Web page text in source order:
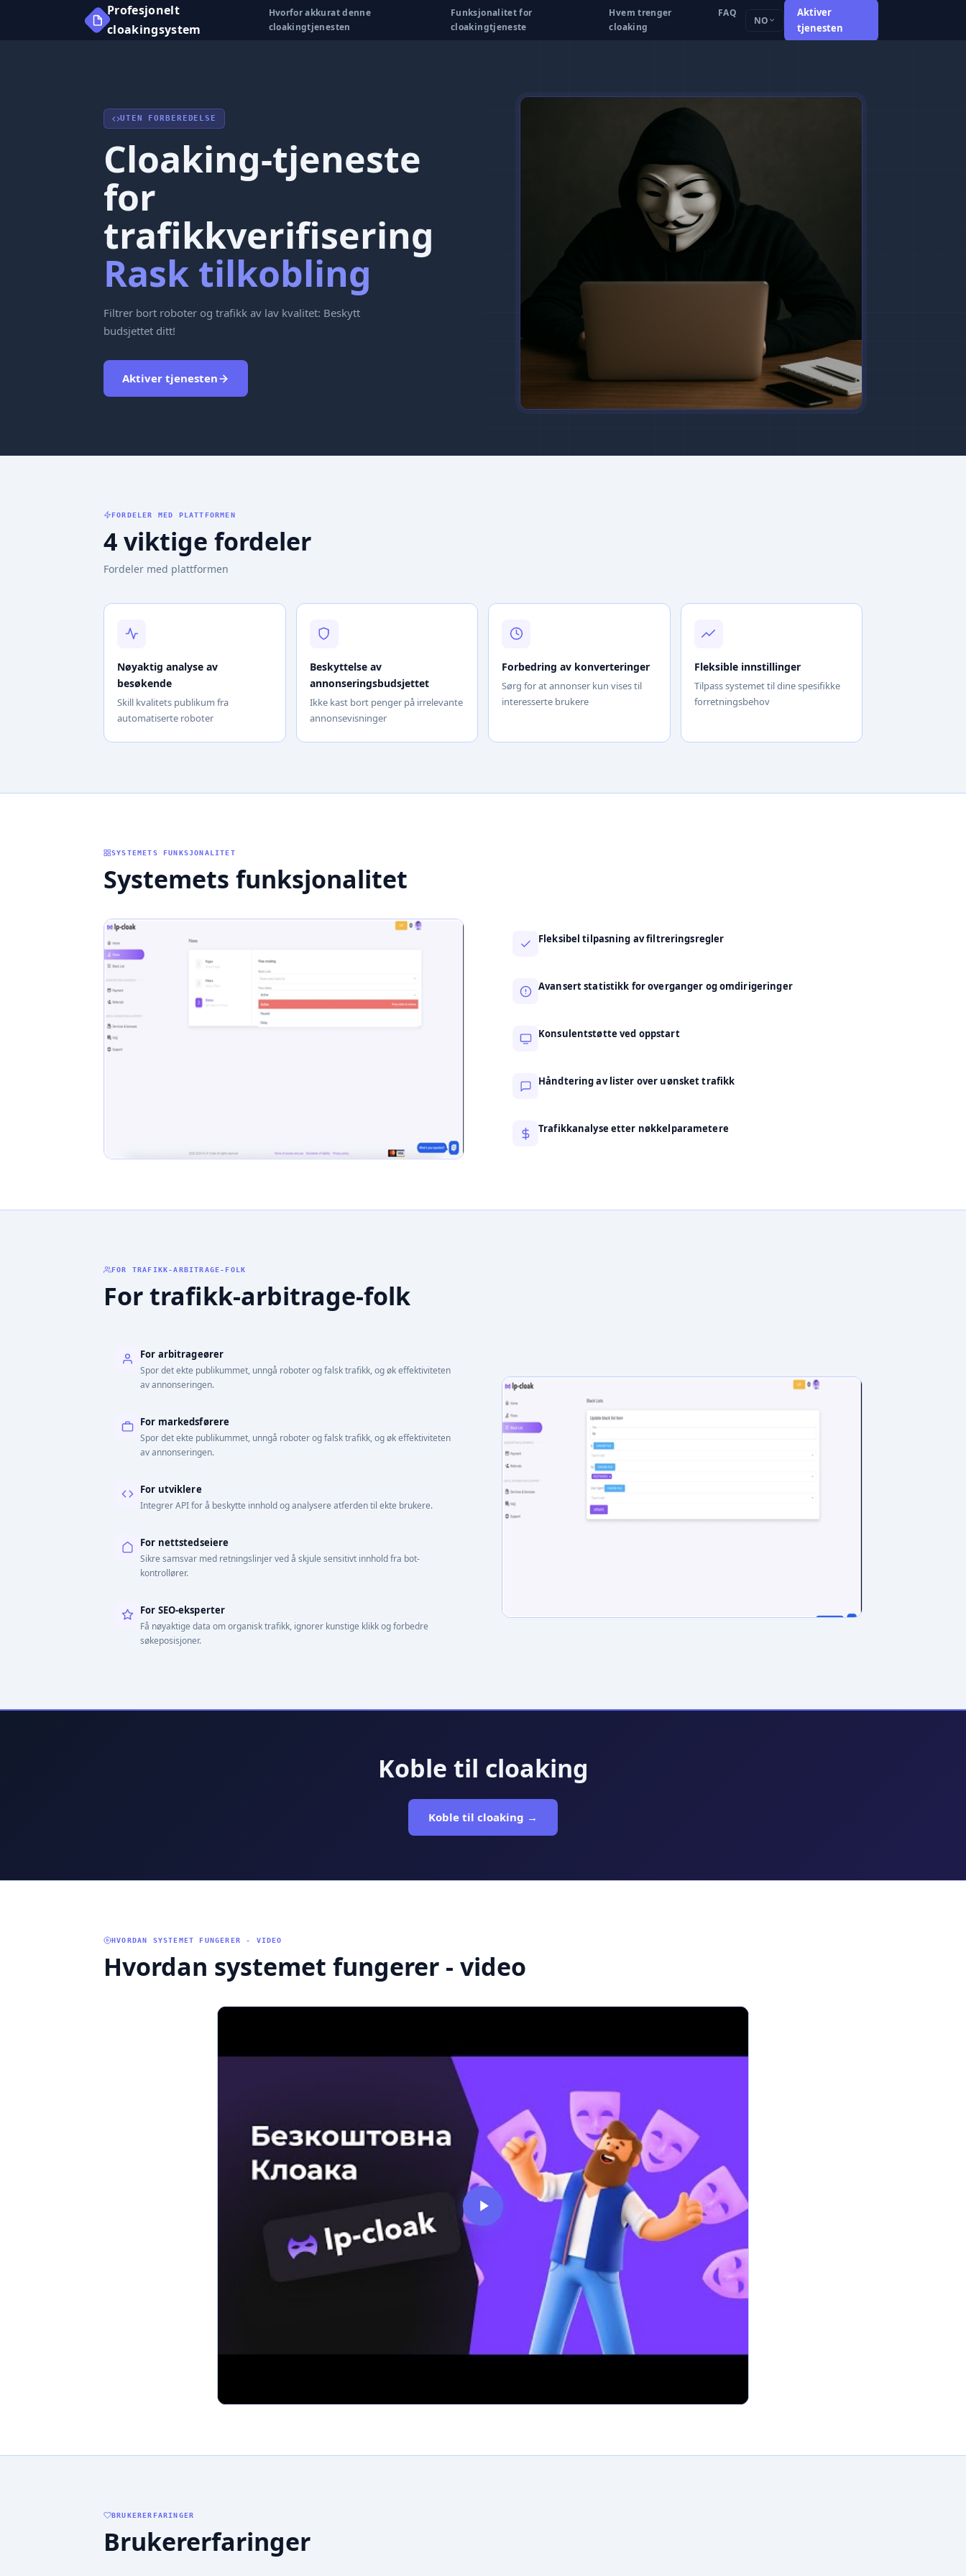
Profesjonelt
cloakingsystem
Hvorfor akkurat denne
cloakingtjenesten
Funksjonalitet for
cloakingtjeneste
Hvem trenger
cloaking
FAQ
NO
Aktiver
tjenesten
UTEN FORBEREDELSE
Cloaking-tjeneste
for
trafikkverifisering
Rask tilkobling
Filtrer bort roboter og trafikk av lav kvalitet: Beskytt
budsjettet ditt!
Aktiver tjenesten
FORDELER MED PLATTFORMEN
4 viktige fordeler
Fordeler med plattformen
Nøyaktig analyse av
besøkende
Skill kvalitets publikum fra
automatiserte roboter
Beskyttelse av
annonseringsbudsjettet
Ikke kast bort penger på irrelevante
annonsevisninger
Forbedring av konverteringer
Sørg for at annonser kun vises til
interesserte brukere
Fleksible innstillinger
Tilpass systemet til dine spesifikke
forretningsbehov
SYSTEMETS FUNKSJONALITET
Systemets funksjonalitet
Fleksibel tilpasning av filtreringsregler
Avansert statistikk for overganger og omdirigeringer
Konsulentstøtte ved oppstart
Håndtering av lister over uønsket trafikk
Trafikkanalyse etter nøkkelparametere
FOR TRAFIKK-ARBITRAGE-FOLK
For trafikk-arbitrage-folk
For arbitrageører
Spor det ekte publikummet, unngå roboter og falsk trafikk, og øk effektiviteten
av annonseringen.
For markedsførere
Spor det ekte publikummet, unngå roboter og falsk trafikk, og øk effektiviteten
av annonseringen.
For utviklere
Integrer API for å beskytte innhold og analysere atferden til ekte brukere.
For nettstedseiere
Sikre samsvar med retningslinjer ved å skjule sensitivt innhold fra bot-
kontrollører.
For SEO-eksperter
Få nøyaktige data om organisk trafikk, ignorer kunstige klikk og forbedre
søkeposisjoner.
Koble til cloaking
Koble til cloaking →
HVORDAN SYSTEMET FUNGERER - VIDEO
Hvordan systemet fungerer - video
BRUKERERFARINGER
Brukererfaringer